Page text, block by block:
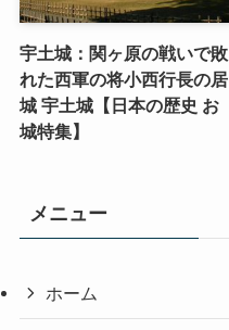
宇土城：関ヶ原の戦いで敗
れた西軍の将小西行長の居
城 宇土城【日本の歴史 お
城特集】
メニュー
ホーム